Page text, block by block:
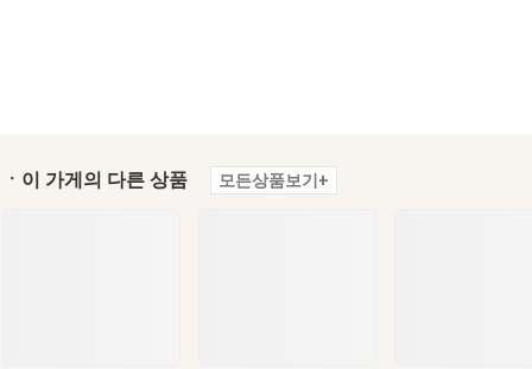
ㆍ이 가게의 다른 상품 모든상품보기+